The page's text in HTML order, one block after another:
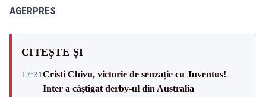
AGERPRES
CITEȘTE ȘI
17:31Cristi Chivu, victorie de senzație cu Juventus!
Inter a câștigat derby-ul din Australia